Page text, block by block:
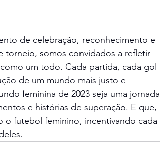
de celebração, reconhecimento e
torneio, somos convidados a refletir
um todo. Cada partida, cada gol
de um mundo mais justo e
feminina de 2023 seja uma jornada
e histórias de superação. E que,
o futebol feminino, incentivando cada